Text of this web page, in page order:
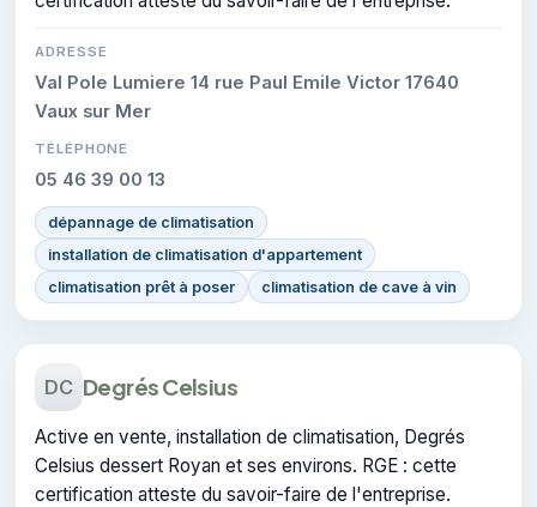
ADRESSE
Val Pole Lumiere 14 rue Paul Emile Victor 17640
Vaux sur Mer
TÉLÉPHONE
05 46 39 00 13
dépannage de climatisation
installation de climatisation d'appartement
climatisation prêt à poser
climatisation de cave à vin
DC Degrés Celsius
Active en vente, installation de climatisation, Degrés
Celsius dessert Royan et ses environs. RGE : cette
certification atteste du savoir-faire de l'entreprise.